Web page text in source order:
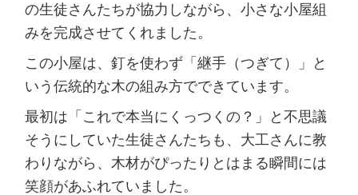
の生徒さんたちが協力しながら、小さな小屋組
みを完成させてくれました。
この小屋は、釘を使わず「継手（つぎて）」と
いう伝統的な木の組み方でできています。
最初は「これで本当にくっつくの？」と不思議
そうにしていた生徒さんたちも、大工さんに教
わりながら、木材がぴったりとはまる瞬間には
笑顔があふれていました。